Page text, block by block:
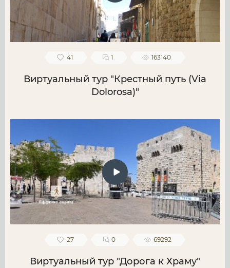
41 1 163140
Виртуальный тур "Крестный путь (Via
Dolorosa)"
27 0 69292
Виртуальный тур "Дорога к Храму"